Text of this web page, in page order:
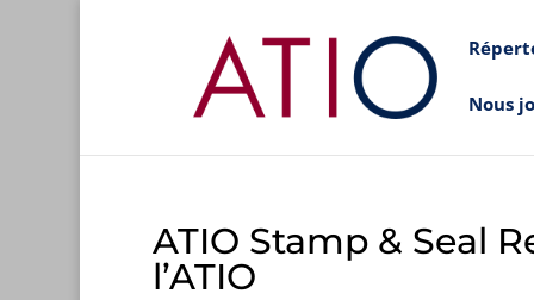
Nous
ATIO Stamp & Seal
l’ATIO